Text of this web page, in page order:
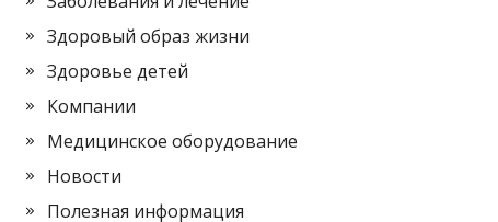
Здоровый образ жизни
Здоровье детей
Компании
Медицинское оборудование
Новости
Полезная информация